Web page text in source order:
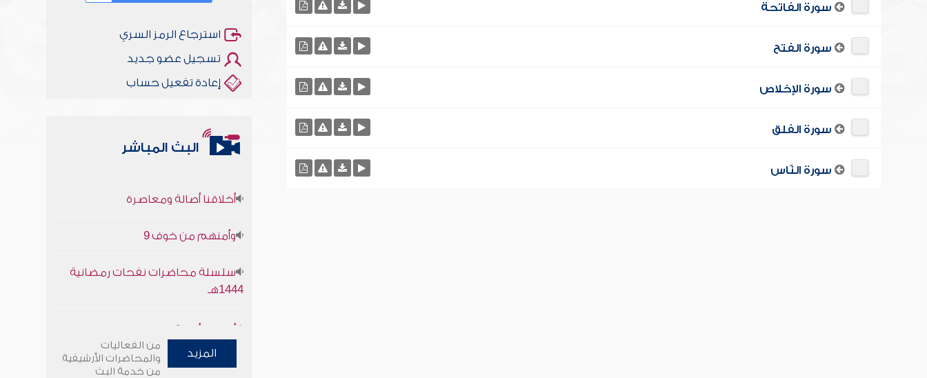
سورة الفاتحة
سورة الفتح
سورة الإخلاص
سورة الفلق
سورة النّاس
استرجاع الرمز السري
تسجيل عضو جديد
إعادة تفعيل حساب
البث المباشر
1444هـ
وأمنهم من خوف 9
المزيد
من الفعاليات
والمحاضرات الأرشيفية
من خدمة البث